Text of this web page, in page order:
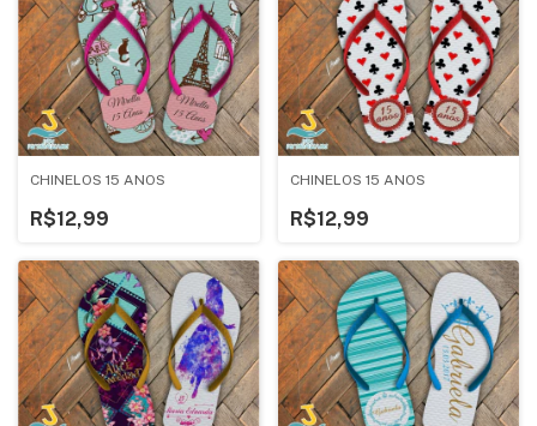
CHINELOS 15 ANOS
R$12,99
CHINELOS 15 ANOS
R$12,99